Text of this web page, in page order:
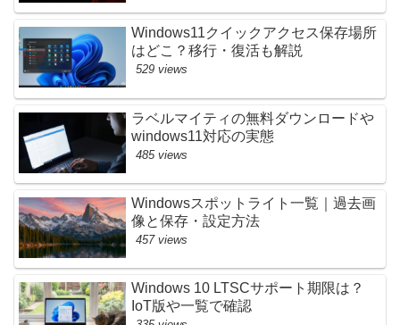
Windows11クイックアクセス保存場所
はどこ？移行・復活も解説
529 views
ラベルマイティの無料ダウンロードや
windows11対応の実態
485 views
Windowsスポットライト一覧｜過去画
像と保存・設定方法
457 views
Windows 10 LTSCサポート期限は？
IoT版や一覧で確認